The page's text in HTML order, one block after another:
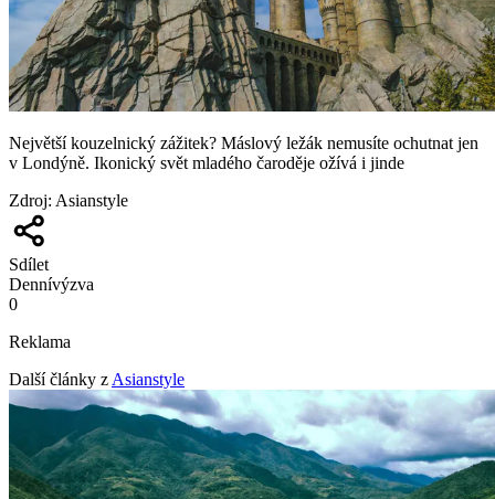
Největší kouzelnický zážitek? Máslový ležák nemusíte ochutnat jen
v Londýně. Ikonický svět mladého čaroděje ožívá i jinde
Zdroj: Asianstyle
Sdílet
Dennívýzva
0
Reklama
Další články z Asianstyle